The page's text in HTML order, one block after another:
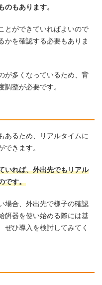
もあります。
とができていればよいので
かを確認する必要もありま
が多くなっているため、背
整が必要です。
あるため、リアルタイムに
できます。
いれば、外出先でもリアル
です。
場合、外出先で様子の確認
餌器を使い始める際には基
ぜひ導入を検討してみてく